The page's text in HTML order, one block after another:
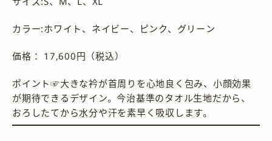
カラー:ホワイト、ネイビー、ピンク、グリーン
価格： 17,600円（税込）
ポイント☞大きな衿が首周りを心地良く包み、小顔効果
が期待できるデザイン。今治基準のタオル生地だから、
おろしたてから水分や汗を素早く吸収します。